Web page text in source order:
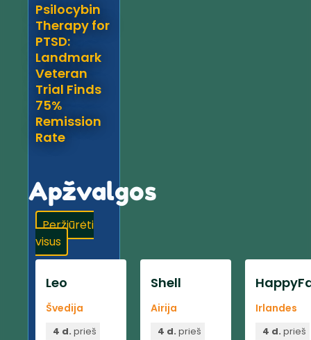
Psilocybin
Therapy for
PTSD:
Landmark
Veteran
Trial Finds
75%
Remission
Rate
Apžvalgos
Peržiūrėti
visus
Leo
Švedija
4 d. prieš
Shell
Airija
4 d. prieš
Irlandes
4 d. prieš